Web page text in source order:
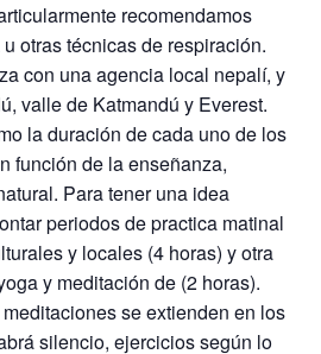
recomendamos
otras técnicas de respiración.
con una agencia local nepalí, y
valle de Katmandú y Everest.
la duración de cada uno de los
función de la enseñanza,
Para tener una idea
periodos de practica matinal
y locales (4 horas) y otra
y meditación de (2 horas).
se extienden en los
silencio, ejercicios según lo